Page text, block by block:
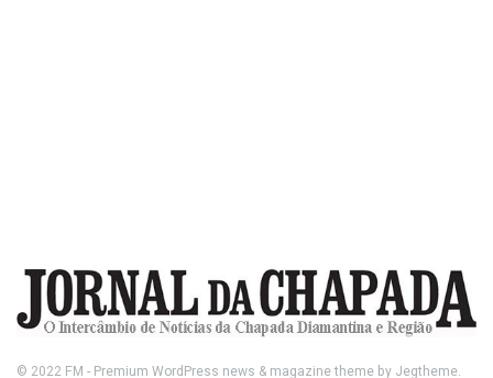
© 2022 FM - Premium WordPress news & magazine theme by Jegtheme.